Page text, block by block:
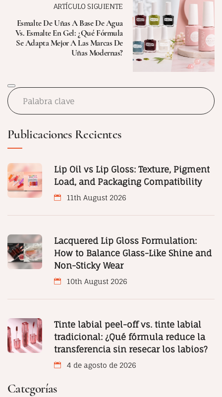
ARTÍCULO SIGUIENTE
Esmalte De Uñas A Base De Agua
Vs. Esmalte En Gel: ¿Qué Fórmula
Se Adapta Mejor A Las Marcas De
Uñas Modernas?
Publicaciones Recientes
Lip Oil vs Lip Gloss: Texture, Pigment
Load, and Packaging Compatibility
11th August 2026
Lacquered Lip Gloss Formulation:
How to Balance Glass-Like Shine and
Non-Sticky Wear
10th August 2026
Tinte labial peel-off vs. tinte labial
tradicional: ¿Qué fórmula reduce la
transferencia sin resecar los labios?
4 de agosto de 2026
Categorías